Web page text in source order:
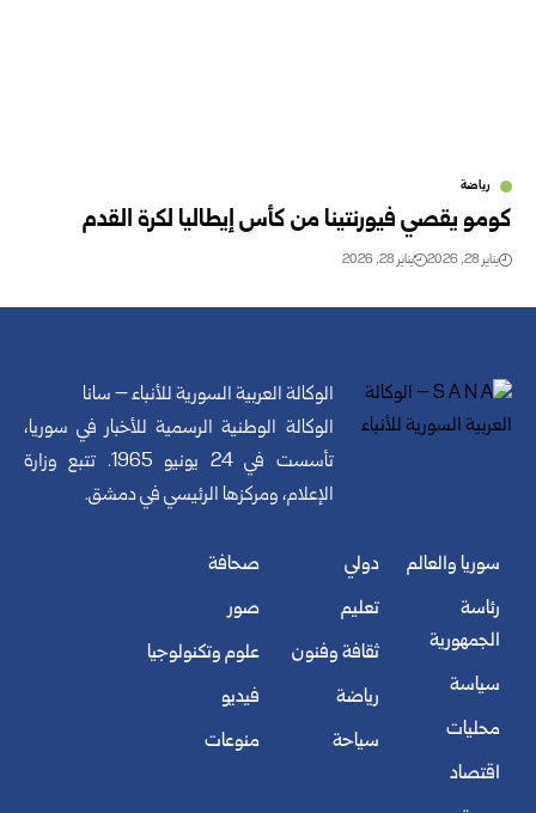
رياضة
كومو يقصي فيورنتينا من كأس إيطاليا لكرة القدم
يناير 28, 2026 يناير 28, 2026
الوكالة العربية السورية للأنباء – سانا
الوكالة الوطنية الرسمية للأخبار في سوريا،
تأسست في 24 يونيو 1965. تتبع وزارة
الإعلام، ومركزها الرئيسي في دمشق.
سوريا والعالم
رئاسة
الجمهورية
سياسة
محليات
اقتصاد
دولي
تعليم
ثقافة وفنون
رياضة
سياحة
صحافة
صور
علوم وتكنولوجيا
فيديو
منوعات